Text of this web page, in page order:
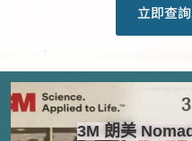
立即查
3M 朗美